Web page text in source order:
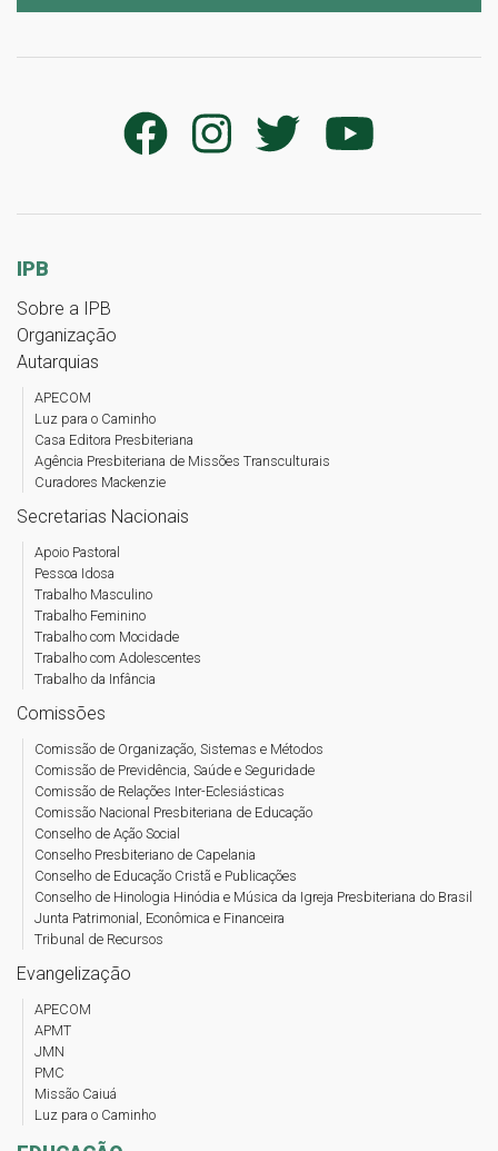
IPB
Sobre a IPB
Organização
Autarquias
APECOM
Luz para o Caminho
Casa Editora Presbiteriana
Agência Presbiteriana de Missões Transculturais
Curadores Mackenzie
Secretarias Nacionais
Apoio Pastoral
Pessoa Idosa
Trabalho Masculino
Trabalho Feminino
Trabalho com Mocidade
Trabalho com Adolescentes
Trabalho da Infância
Comissões
Comissão de Organização, Sistemas e Métodos
Comissão de Previdência, Saúde e Seguridade
Comissão de Relações Inter-Eclesiásticas
Comissão Nacional Presbiteriana de Educação
Conselho de Ação Social
Conselho Presbiteriano de Capelania
Conselho de Educação Cristã e Publicações
Conselho de Hinologia Hinódia e Música da Igreja Presbiteriana do Brasil
Junta Patrimonial, Econômica e Financeira
Tribunal de Recursos
Evangelização
APECOM
APMT
JMN
PMC
Missão Caiuá
Luz para o Caminho